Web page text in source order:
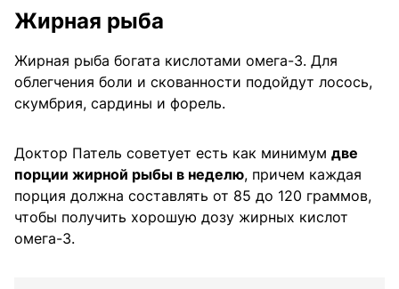
Жирная рыба
Жирная рыба богата кислотами омега-3. Для
облегчения боли и скованности подойдут лосось,
скумбрия, сардины и форель.
Доктор Патель советует есть как минимум две
порции жирной рыбы в неделю, причем каждая
порция должна составлять от 85 до 120 граммов,
чтобы получить хорошую дозу жирных кислот
омега-3.